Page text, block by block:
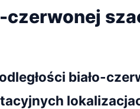
czerwonej
biało-